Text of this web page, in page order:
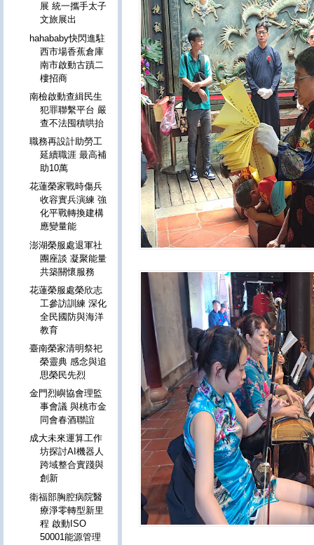
展 統一攜手太子
文旅展出
hahababy快閃進駐
西市場香蕉倉庫
南市啟動古蹟二
樓招商
南檢啟動查緝民生
犯罪聯繫平台 嚴
查不法囤積哄抬
職務再設計助勞工
延續職涯 最高補
助10萬
花蓮榮家戰時傷兵
收容實兵演練 強
化平戰轉換建構
應變量能
澎湖榮服處退軍社
團座談 凝聚能量
共築關懷服務
花蓮榮服處榮欣志
工參訪訓練 深化
全民國防與海洋
教育
臺南榮家清明祭祀
榮靈典 感念與追
思榮民先烈
金門烈嶼協會理監
事會議 與桃市金
同會春酒聯誼
成大未來運算工作
坊探討AI機器人
跨域整合實踐與
創新
衛福部胸腔病院醫
療淨零轉型新里
程 啟動ISO
50001能源管理